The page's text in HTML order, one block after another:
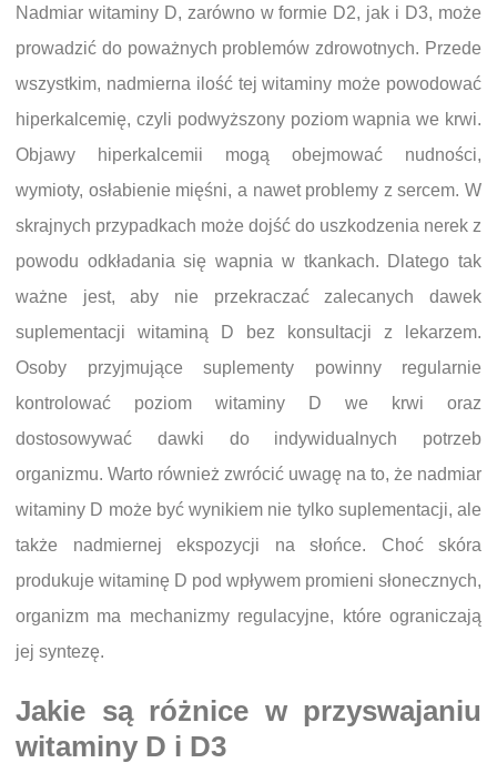
Nadmiar witaminy D, zarówno w formie D2, jak i D3, może
prowadzić do poważnych problemów zdrowotnych. Przede
wszystkim, nadmierna ilość tej witaminy może powodować
hiperkalcemię, czyli podwyższony poziom wapnia we krwi.
Objawy hiperkalcemii mogą obejmować nudności,
wymioty, osłabienie mięśni, a nawet problemy z sercem. W
skrajnych przypadkach może dojść do uszkodzenia nerek z
powodu odkładania się wapnia w tkankach. Dlatego tak
ważne jest, aby nie przekraczać zalecanych dawek
suplementacji witaminą D bez konsultacji z lekarzem.
Osoby przyjmujące suplementy powinny regularnie
kontrolować poziom witaminy D we krwi oraz
dostosowywać dawki do indywidualnych potrzeb
organizmu. Warto również zwrócić uwagę na to, że nadmiar
witaminy D może być wynikiem nie tylko suplementacji, ale
także nadmiernej ekspozycji na słońce. Choć skóra
produkuje witaminę D pod wpływem promieni słonecznych,
organizm ma mechanizmy regulacyjne, które ograniczają
jej syntezę.
Jakie są różnice w przyswajaniu
witaminy D i D3